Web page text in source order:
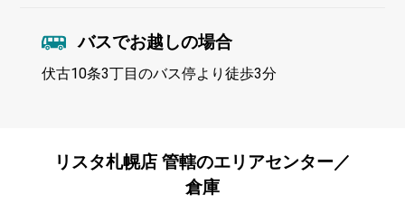
バスでお越しの場合
伏古10条3丁目のバス停より徒歩3分
リスタ札幌店 管轄のエリアセンター／
倉庫